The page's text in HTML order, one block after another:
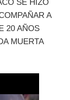
SE HIZO
A
20 AÑOS
MUERTA